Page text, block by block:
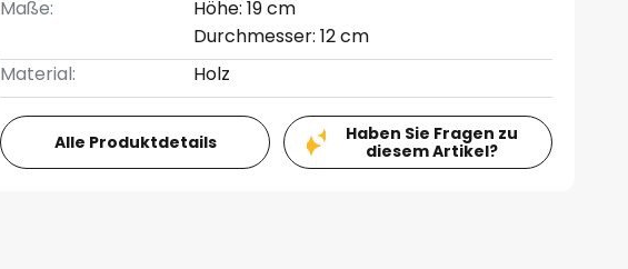
Maße:
Höhe: 19 cm
Durchmesser: 12 cm
Material:
Holz
Alle Produktdetails
Haben Sie Fragen zu
diesem Artikel?